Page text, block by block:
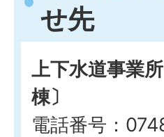
せ先
上下水道事業
棟〕
電話番号：